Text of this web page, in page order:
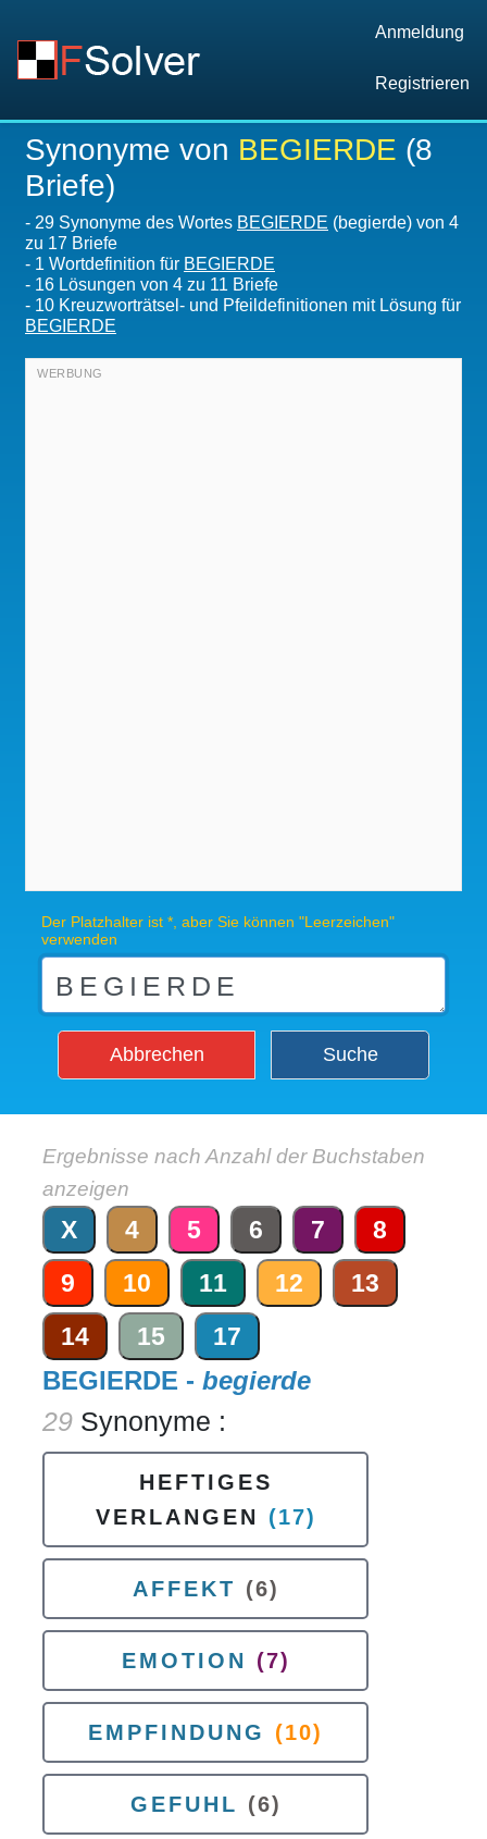
Anmeldung
Registrieren
Synonyme von BEGIERDE (8
Briefe)
- 29 Synonyme des Wortes BEGIERDE (begierde) von 4
zu 17 Briefe
- 1 Wortdefinition für BEGIERDE
- 16 Lösungen von 4 zu 11 Briefe
- 10 Kreuzworträtsel- und Pfeildefinitionen mit Lösung für
BEGIERDE
Der Platzhalter ist *, aber Sie können "Leerzeichen"
verwenden
Abbrechen Suche
Ergebnisse nach Anzahl der Buchstaben
anzeigen
X 4 5 6 7
8
9
10 11 12
13
14
15 17
BEGIERDE - begierde
29 Synonyme :
HEFTIGES
VERLANGEN
(17)
AFFEKT (6)
EMOTION (7)
EMPFINDUNG (10)
GEFUHL (6)